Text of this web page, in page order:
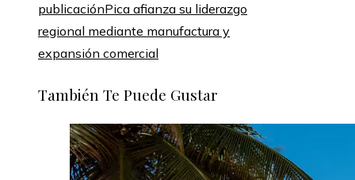
publicaciónPica afianza su liderazgo
regional mediante manufactura y
expansión comercial
También Te Puede Gustar